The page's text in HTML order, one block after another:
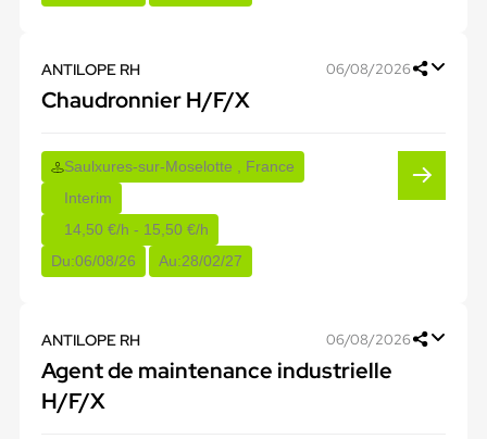
ANTILOPE RH 06/08/2026
Chaudronnier H/F/X
Saulxures-sur-Moselotte , France
Interim
14,50 €/h - 15,50 €/h
Du:06/08/26 Au:28/02/27
ANTILOPE RH 06/08/2026
Agent de maintenance industrielle
H/F/X